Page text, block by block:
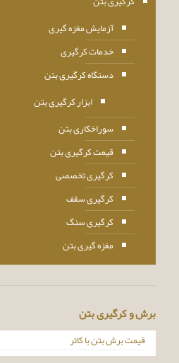
آزمایش مغزه گیری
خدمات کرگیری
دستگاه کرگیری بتن
ابزار کرگیری بتن
سوراخکاری بتن
قیمت کرگیری بتن
کرگیری تخصصی
کرگیری سقف
کرگیری سنگ
مغزه گیری بتن
برش و کرگیری بتن
قیمت برش بتن با کاتر